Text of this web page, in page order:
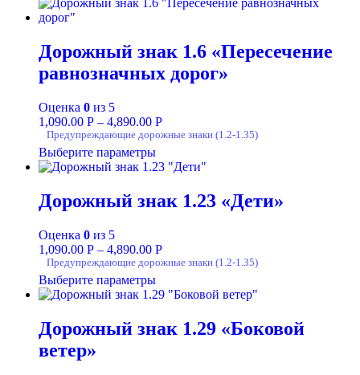
Дорожный знак 1.6 «Пересечение
равнозначных дорог»
Оценка 0 из 5
1,090.00 Р – 4,890.00 Р
Предупреждающие дорожные знаки (1.2-1.35)
Выберите параметры
Дорожный знак 1.23 «Дети»
Оценка 0 из 5
1,090.00 Р – 4,890.00 Р
Предупреждающие дорожные знаки (1.2-1.35)
Выберите параметры
Дорожный знак 1.29 «Боковой
ветер»